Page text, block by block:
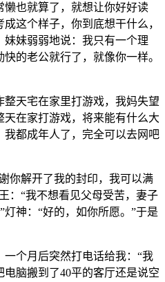
也就算了，就想让你好好读
这个样子，你到底想干什么，
妹弱弱地说：我只有一个理
的老公就行了，就像你一样。
天宅在家里打游戏，我妈失望
在家打游戏，将来能有什么大
都成年人了，完全可以去网吧
你解开了我的封印，我可以满
：“我不想看见父母受苦，妻子
神：“好的，如你所愿。”于是
个月后突然打电话给我：“我
脑搬到了40平的客厅还是说空